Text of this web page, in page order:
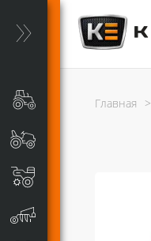
Главная >